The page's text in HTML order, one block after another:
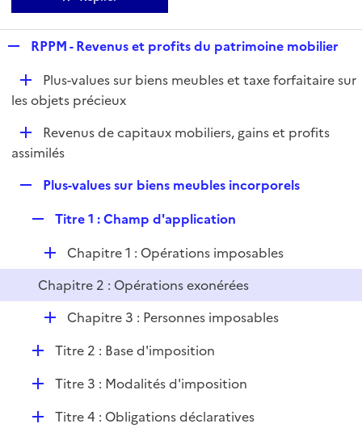
p
l
i
e
r
RPPM - Revenus et profits du patrimoine mobilier
D
é
i
Plus-values sur biens meubles et taxe forfaitaire sur
les objets précieux
D
é
Revenus de capitaux mobiliers, gains et profits
assimilés
p
e
r
Plus-values sur biens meubles incorporels
p
l
i
e
Titre 1 : Champ d'application
D
é
p
e
Chapitre 1 : Opérations imposables
Chapitre 2 : Opérations exonérées
D
p
l
i
e
Chapitre 3 : Personnes imposables
DTitre 2 : Base d'imposition
DTitre 3 : Modalités d'imposition
DTitre 4 : Obligations déclaratives